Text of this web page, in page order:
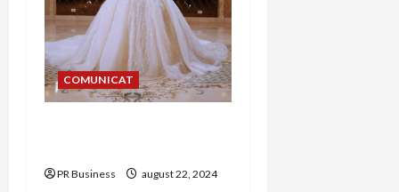
t
i
o COMUNICAT
PR Business august 22, 2024